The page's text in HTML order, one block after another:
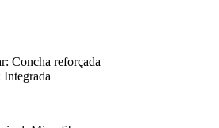
Concha reforçada
Integrada